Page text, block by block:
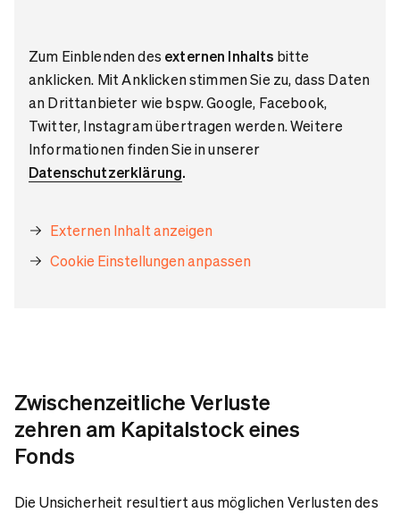
Zum Einblenden des externen Inhalts bitte
anklicken. Mit Anklicken stimmen Sie zu, dass Daten
an Drittanbieter wie bspw. Google, Facebook,
Twitter, Instagram übertragen werden. Weitere
Informationen finden Sie in unserer
Datenschutzerklärung.
Externen Inhalt anzeigen
Cookie Einstellungen anpassen
Zwischenzeitliche Verluste
zehren am Kapitalstock eines
Fonds
Die Unsicherheit resultiert aus möglichen Verlusten des